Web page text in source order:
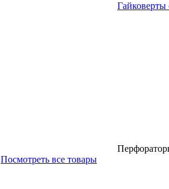
Гайковерты
Посмотреть все товары